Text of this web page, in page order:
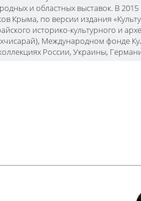
и областных выставок. В
Крыма, по версии издания
историко-культурного и
Международном фонде
России, Украины,